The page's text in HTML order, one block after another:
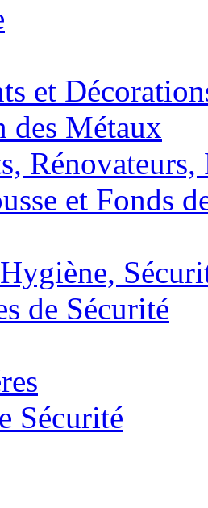
et
des Métaux
Rénovateurs,
et Fonds
de Sécurité
Sécurité